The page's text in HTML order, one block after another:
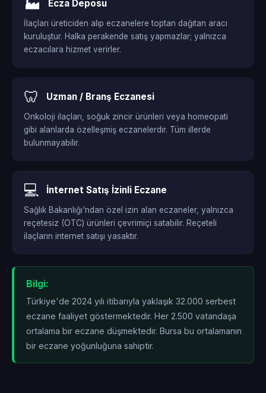
Ecza Deposu
İlaçları üreticiden alıp eczanelere toptan dağıtan aracı
kuruluştur. Halka perakende satış yapmazlar; yalnızca
eczacılara hizmet verirler.
🦷 Uzman / Branş Eczanesi
Onkoloji ilaçları, soğuk zincir ürünleri veya homeopati
gibi alanlarda özelleşmiş eczanelerdir. Tüm illerde
bulunmayabilir.
💻 İnternet Satış İzinli Eczane
Sağlık Bakanlığı'ndan özel izin alan eczaneler, yalnızca
reçetesiz (OTC) ürünleri çevrimiçi satabilir. Reçeteli
ilaçların internet satışı yasaktır.
Bilgi:
Türkiye'de 2024 yılı itibarıyla yaklaşık 32.000 serbest
eczane faaliyet göstermektedir. Her 2.500 vatandaşa
ortalama bir eczane düşmektedir. Bursa bu ortalamanın
bir eczane yoğunluğuna sahiptir.